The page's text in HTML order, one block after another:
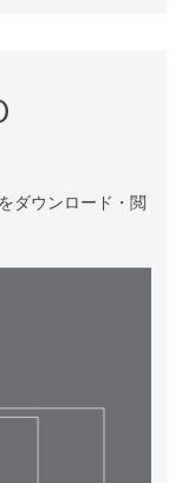
ダウンロード・閲